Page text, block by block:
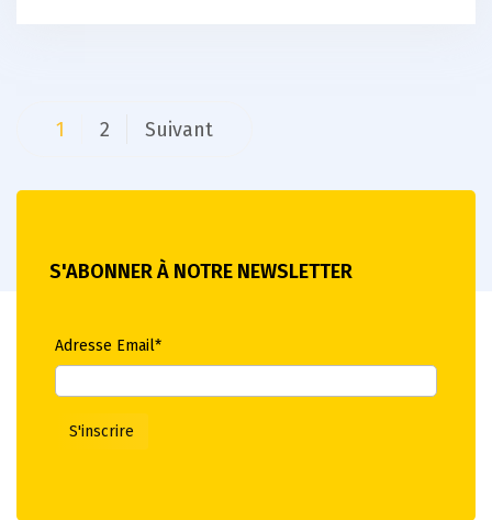
Pagination
publications
1 2 Suivant
S'ABONNER À NOTRE NEWSLETTER
Adresse Email*